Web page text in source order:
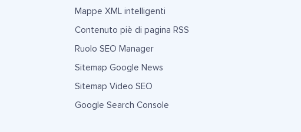
Mappe XML intelligenti
Contenuto piè di pagina RSS
Ruolo SEO Manager
Sitemap Google News
Sitemap Video SEO
Google Search Console